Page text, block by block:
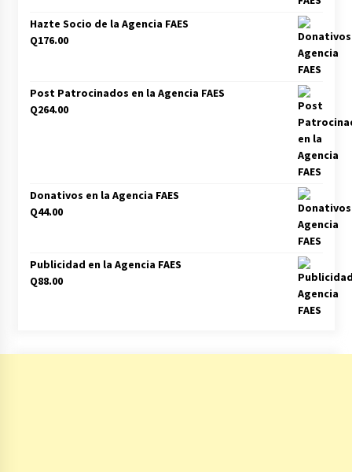
Hazte Socio de la Agencia FAES
Q176.00
Post Patrocinados en la Agencia FAES
Q264.00
Donativos en la Agencia FAES
Q44.00
Publicidad en la Agencia FAES
Q88.00